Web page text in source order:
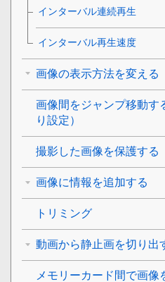
インターバル連続再生
インターバル再生速度
画像の表示方法を変える
画像間をジャンプ移動す
り設定）
撮影した画像を保護する
画像に情報を追加する
トリミング
動画から静止画を切り出
メモリーカード間で画像